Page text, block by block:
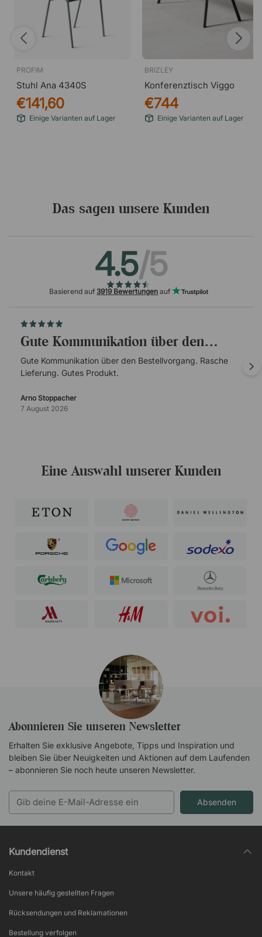
PROFIM
Stuhl Ana 4340S
€141,60
Einige Varianten auf Lager
BRIZLEY
Konferenztisch Viggo
€744
Einige Varianten auf Lager
Das sagen unsere Kunden
4.5/5
Basierend auf 3919 Bewertungen auf
Gute Kommunikation über den…
Gute Kommunikation über den Bestellvorgang. Rasche
Lieferung. Gutes Produkt.
Arno Stoppacher
7 August 2026
Eine Auswahl unserer Kunden
Abonnieren Sie unseren Newsletter
Erhalten Sie exklusive Angebote, Tipps und Inspiration und
bleiben Sie über Neuigkeiten und Aktionen auf dem Laufenden
– abonnieren Sie noch heute unseren Newsletter.
Absenden
Kundendienst
Kontakt
Unsere häufig gestellten Fragen
Rücksendungen und Reklamationen
Bestellung verfolgen